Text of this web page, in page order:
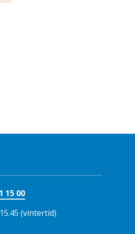
15 00
(vintertid)